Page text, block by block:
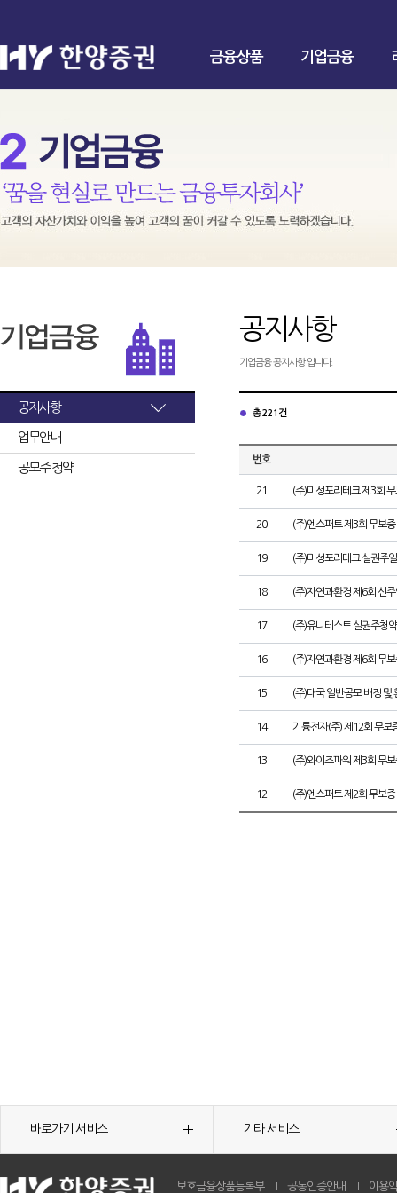
금융상품 기업금융
공지사항
업무안내
공모주 청약
공지사항
기업금융 공지사항 입니다.
총 221건
번호
21 (주)미성포리테크 제3회
20 (주)엔스퍼트 제3회 무보
19 (주)미성포리테크 실권주
18 (주)자연과환경 제6회 신
17 (주)유니테스트 실권주청
16 (주)자연과환경 제6회 무
15 (주)대국 일반공모 배정 및
14 기륭전자(주) 제12회 무보
13 (주)와이즈파워 제3회 무
12 (주)엔스퍼트 제2회 무보
바로가기 서비스 기타 서비스
보호금융상품등록부 공동인증안내 이용